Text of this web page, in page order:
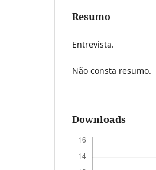
Resumo
Entrevista.
Não consta resumo.
Downloads